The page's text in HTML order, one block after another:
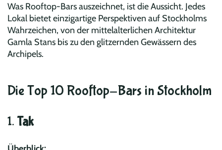
Was Rooftop-Bars auszeichnet, ist die Aussicht. Jedes
Lokal bietet einzigartige Perspektiven auf Stockholms
Wahrzeichen, von der mittelalterlichen Architektur
Gamla Stans bis zu den glitzernden Gewässern des
Archipels.
Die Top 10 Rooftop-Bars in Stockholm
1. Tak